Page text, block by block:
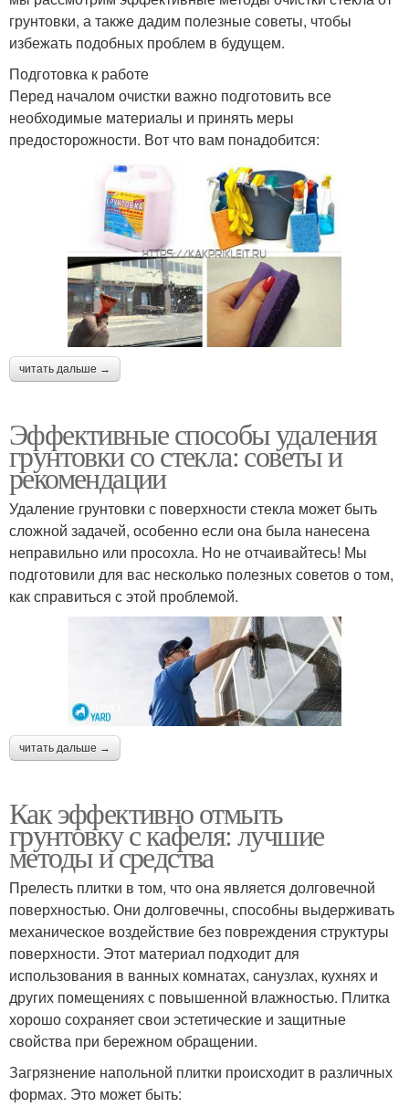
грунтовки, а также дадим полезные советы, чтобы
избежать подобных проблем в будущем.
Подготовка к работе
Перед началом очистки важно подготовить все
необходимые материалы и принять меры
предосторожности. Вот что вам понадобится:
читать дальше →
Эффективные способы удаления
грунтовки со стекла: советы и
рекомендации
Удаление грунтовки с поверхности стекла может быть
сложной задачей, особенно если она была нанесена
неправильно или просохла. Но не отчаивайтесь! Мы
подготовили для вас несколько полезных советов о том,
как справиться с этой проблемой.
читать дальше →
Как эффективно отмыть
грунтовку с кафеля: лучшие
методы и средства
Прелесть плитки в том, что она является долговечной
поверхностью. Они долговечны, способны выдерживать
механическое воздействие без повреждения структуры
поверхности. Этот материал подходит для
использования в ванных комнатах, санузлах, кухнях и
других помещениях с повышенной влажностью. Плитка
хорошо сохраняет свои эстетические и защитные
свойства при бережном обращении.
Загрязнение напольной плитки происходит в различных
формах. Это может быть: